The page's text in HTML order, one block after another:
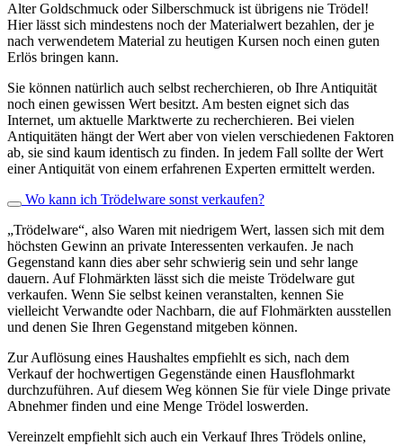
Alter Goldschmuck oder Silberschmuck ist übrigens nie Trödel!
Hier lässt sich mindestens noch der Materialwert bezahlen, der je
nach verwendetem Material zu heutigen Kursen noch einen guten
Erlös bringen kann.
Sie können natürlich auch selbst recherchieren, ob Ihre Antiquität
noch einen gewissen Wert besitzt. Am besten eignet sich das
Internet, um aktuelle Marktwerte zu recherchieren. Bei vielen
Antiquitäten hängt der Wert aber von vielen verschiedenen Faktoren
ab, sie sind kaum identisch zu finden. In jedem Fall sollte der Wert
einer Antiquität von einem erfahrenen Experten ermittelt werden.
Wo kann ich Trödelware sonst verkaufen?
„Trödelware“, also Waren mit niedrigem Wert, lassen sich mit dem
höchsten Gewinn an private Interessenten verkaufen. Je nach
Gegenstand kann dies aber sehr schwierig sein und sehr lange
dauern. Auf Flohmärkten lässt sich die meiste Trödelware gut
verkaufen. Wenn Sie selbst keinen veranstalten, kennen Sie
vielleicht Verwandte oder Nachbarn, die auf Flohmärkten ausstellen
und denen Sie Ihren Gegenstand mitgeben können.
Zur Auflösung eines Haushaltes empfiehlt es sich, nach dem
Verkauf der hochwertigen Gegenstände einen Hausflohmarkt
durchzuführen. Auf diesem Weg können Sie für viele Dinge private
Abnehmer finden und eine Menge Trödel loswerden.
Vereinzelt empfiehlt sich auch ein Verkauf Ihres Trödels online,